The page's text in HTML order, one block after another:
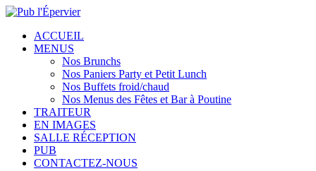
ACCUEIL
MENUS
Nos Brunchs
Nos Paniers Party et Petit Lunch
Nos Buffets froid/chaud
Nos Menus des Fêtes et Bar à Poutine
TRAITEUR
EN IMAGES
SALLE RÉCEPTION
PUB
CONTACTEZ-NOUS